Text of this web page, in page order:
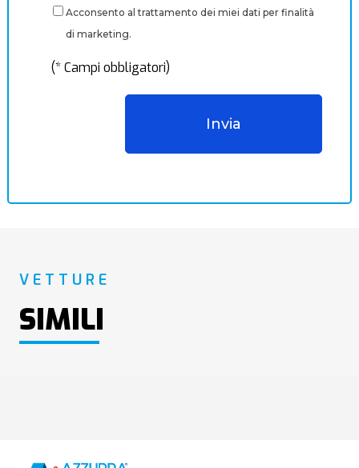
Acconsento al trattamento dei miei dati per finalità
di marketing.
(* Campi obbligatori)
VETTURE
SIMILI